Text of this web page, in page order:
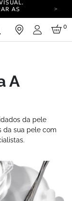
AS
TODAS AS
AS
Iniciar
0
A
da pele
da sua pele com